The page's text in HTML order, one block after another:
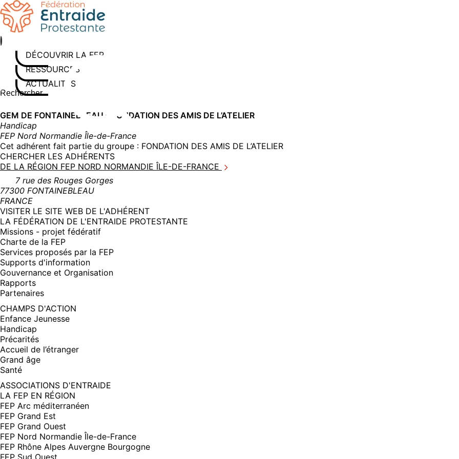
Aller
au
contenu
DÉCOUVRIR LA FEP
RESSOURCES
ACTUALITÉS
Rechercher sur le site
Saisissez au moins 3 caractères pour lancer la recherche
GEM DE FONTAINEBLEAU – FONDATION DES AMIS DE L’ATELIER
Handicap
FEP Nord Normandie Île-de-France
Cet adhérent fait partie du groupe : FONDATION DES AMIS DE L’ATELIER
CHERCHER LES ADHÉRENTS
DE LA RÉGION FEP NORD NORMANDIE ÎLE-DE-FRANCE
7 rue des Rouges Gorges
77300 FONTAINEBLEAU
FRANCE
VISITER LE SITE WEB DE L'ADHÉRENT(NOUVELLE
FENÊTRE)
LA FÉDÉRATION DE L'ENTRAIDE PROTESTANTE
Missions - projet fédératif
Charte de la FEP
Services proposés par la FEP
Supports d'information
Gouvernance et Organisation
Rapports
Partenaires
CHAMPS D'ACTION
Enfance Jeunesse
Handicap
Précarités
Accueil de l’étranger
Grand âge
Santé
ASSOCIATIONS D'ENTRAIDE
LA FEP EN RÉGION
FEP Arc méditerranéen
FEP Grand Est
FEP Grand Ouest
FEP Nord Normandie Île-de-France
FEP Rhône Alpes Auvergne Bourgogne
FEP Sud Ouest